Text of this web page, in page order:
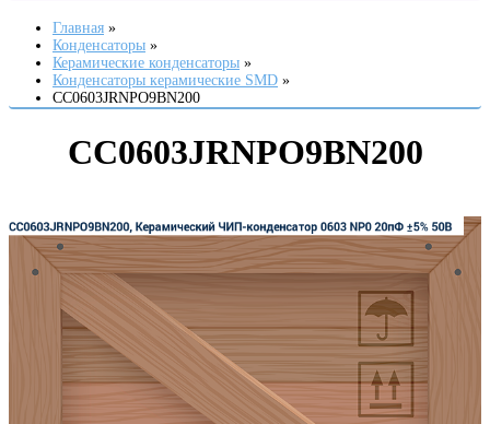
Главная
Конденсаторы
Керамические конденсаторы
Конденсаторы керамические SMD
CC0603JRNPO9BN200
CC0603JRNPO9BN200